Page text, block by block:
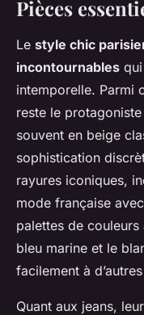
Pièces
Le style chic
incontournables
intemporelle. Parmi
reste le
souvent en beige
sophistication
rayures iconiques,
mode française
palettes de
bleu marine et le
facilement à
Quant aux jeans,